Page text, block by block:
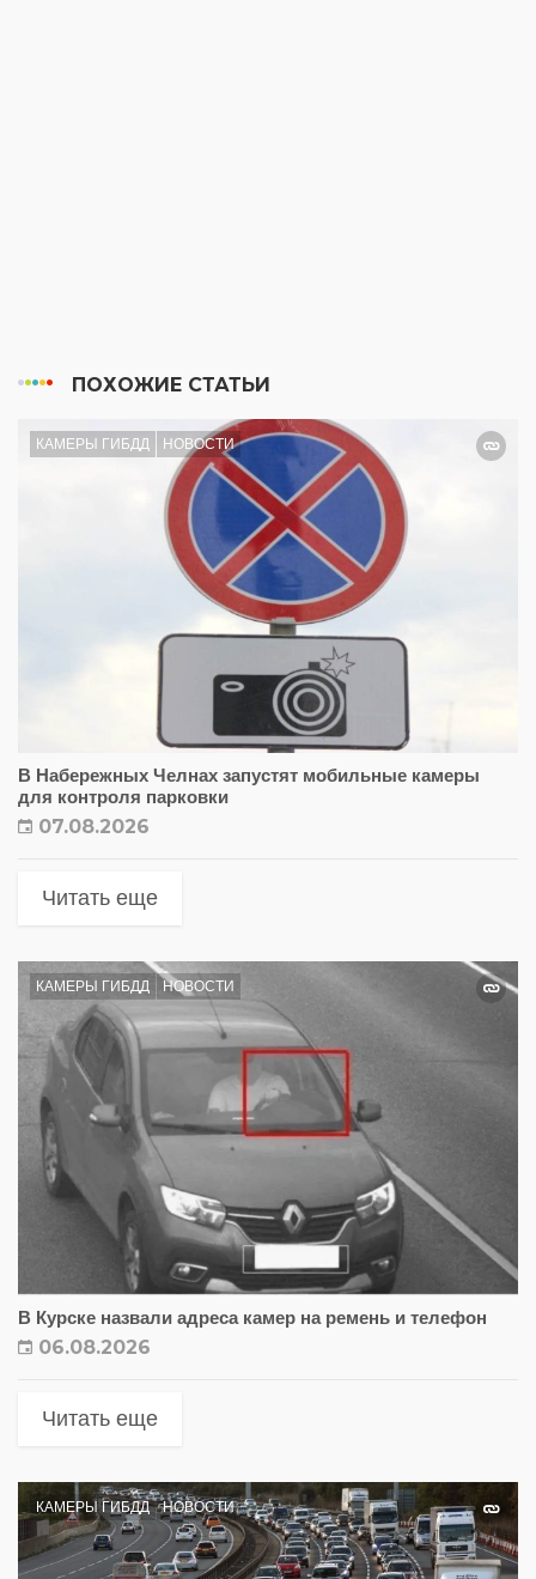
ПОХОЖИЕ СТАТЬИ
КАМЕРЫ ГИБДД НОВОСТИ
В Набережных Челнах запустят мобильные камеры
для контроля парковки
07.08.2026
Читать еще
КАМЕРЫ ГИБДД НОВОСТИ
В Курске назвали адреса камер на ремень и телефон
06.08.2026
Читать еще
КАМЕРЫ ГИБДД НОВОСТИ